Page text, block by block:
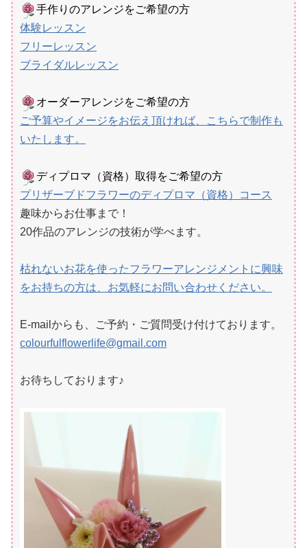
手作りのアレンジをご希望の方
体験レッスン
フリーレッスン
ブライダルレッスン
オーダーアレンジをご希望の方
ご予算やイメージをお伝え頂ければ、こちらで制作も
いたします。
ディプロマ（資格）​取得をご希望の方
プリザーブドフラワーのディプロマ（資格）コース
趣味からお仕事まで！
20作品のアレンジの技術が学べます。
枯れないお花を使ったフラワーアレンジメントに興味
をお持ちの方は、お気軽にお問い合わせください。​
E-mailからも、ご予約・ご質問受け付けております。
colourfulflowerlife@gmail.com
お待ちしております♪